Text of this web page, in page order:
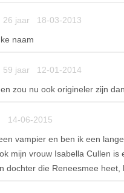
26 jaar 18-03-2013
naam
59 jaar 12-01-2014
zou nu ook origineler zijn
14-06-2015
vampier en ben ik een
mijn vrouw Isabella Cullen
dochter die Reneesmee heet,